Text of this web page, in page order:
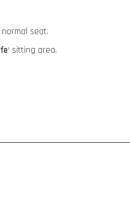
seat.
‘ sitting area.